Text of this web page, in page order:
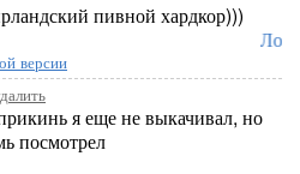
пивной хардкор)))
версии
я еще не выкачивал, но
посмотрел